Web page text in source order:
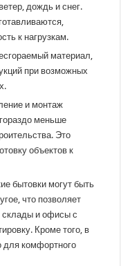
дождь и снег.
к нагрузкам.
материал,
при возможных
и монтаж
меньше
Это
объектов к
бытовки могут быть
что позволяет
склады и офисы с
Кроме того, в
для комфортного